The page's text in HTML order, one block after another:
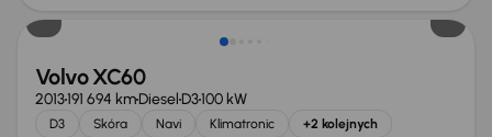
Volvo XC60
2013191 694 kmDiesel D3100 kW
D3 Skóra Navi Klimatronic +2 kolejnych